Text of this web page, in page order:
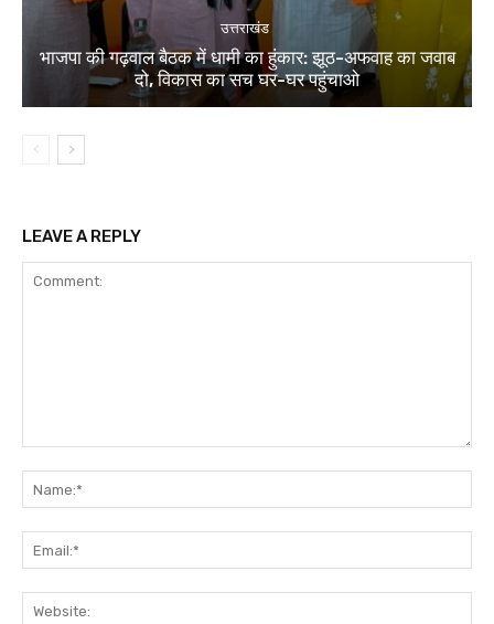
उत्तराखंड
भाजपा की गढ़वाल बैठक में धामी का हुंकार: झूठ-अफवाह का जवाब
दो, विकास का सच घर-घर पहुंचाओ
LEAVE A REPLY